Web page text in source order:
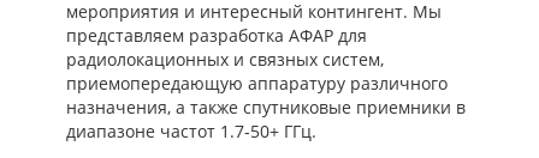
мероприятия и интересный контингент. Мы
представляем разработка АФАР для
радиолокационных и связных систем,
приемопередающую аппаратуру различного
назначения, а также спутниковые приемники в
диапазоне частот 1.7-50+ ГГц.